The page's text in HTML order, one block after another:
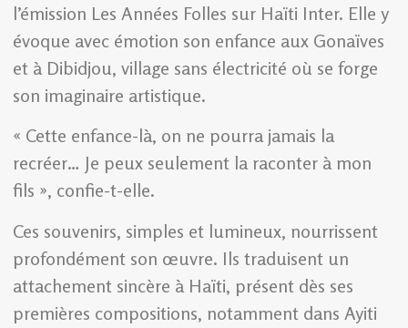
l’émission Les Années Folles sur Haïti Inter. Elle y
évoque avec émotion son enfance aux Gonaïves
et à Dibidjou, village sans électricité où se forge
son imaginaire artistique.
« Cette enfance-là, on ne pourra jamais la
recréer… Je peux seulement la raconter à mon
fils », confie-t-elle.
Ces souvenirs, simples et lumineux, nourrissent
profondément son œuvre. Ils traduisent un
attachement sincère à Haïti, présent dès ses
premières compositions, notamment dans Ayiti